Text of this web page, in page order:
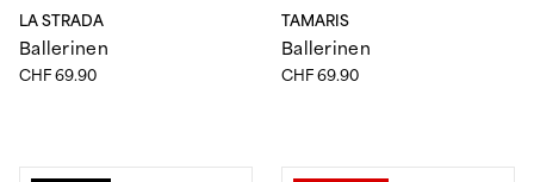
LA STRADA
Ballerinen
CHF 69.90
TAMARIS
Ballerinen
CHF 69.90